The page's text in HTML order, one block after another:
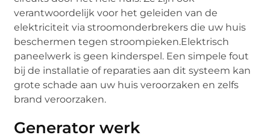
verantwoordelijk voor het geleiden van de
elektriciteit via stroomonderbrekers die uw huis
beschermen tegen stroompieken.Elektrisch
paneelwerk is geen kinderspel. Een simpele fout
bij de installatie of reparaties aan dit systeem kan
grote schade aan uw huis veroorzaken en zelfs
brand veroorzaken.
Generator werk